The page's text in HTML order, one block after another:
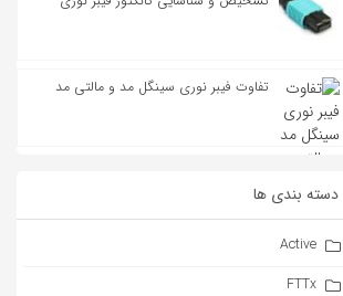
تفاوت فیبر نوری سینگل مد و مالتی مد
دسته بندی ها
Active
FTTx